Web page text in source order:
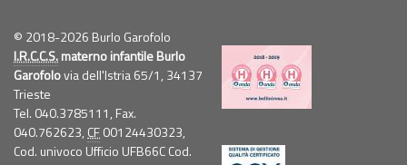
© 2018-2026 Burlo Garofolo
I.R.C.C.S.materno infantile Burlo
Garofolovia dell'Istria 65/1, 34137
Trieste
Tel. 040.3785111, Fax.
040.762623, CF00124430323,
Cod. univoco Ufficio UFB66C Cod.